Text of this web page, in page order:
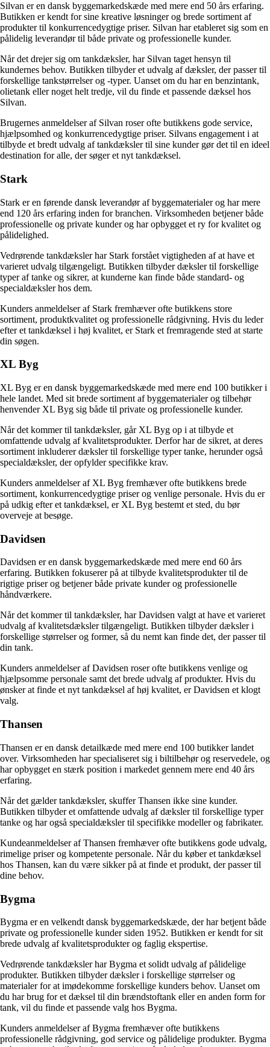
Silvan er en dansk byggemarkedskæde med mere end 50 års erfaring.
Butikken er kendt for sine kreative løsninger og brede sortiment af
produkter til konkurrencedygtige priser. Silvan har etableret sig som en
pålidelig leverandør til både private og professionelle kunder.
Når det drejer sig om tankdæksler, har Silvan taget hensyn til
kundernes behov. Butikken tilbyder et udvalg af dæksler, der passer til
forskellige tankstørrelser og -typer. Uanset om du har en benzintank,
olietank eller noget helt tredje, vil du finde et passende dæksel hos
Silvan.
Brugernes anmeldelser af Silvan roser ofte butikkens gode service,
hjælpsomhed og konkurrencedygtige priser. Silvans engagement i at
tilbyde et bredt udvalg af tankdæksler til sine kunder gør det til en ideel
destination for alle, der søger et nyt tankdæksel.
Stark
Stark er en førende dansk leverandør af byggematerialer og har mere
end 120 års erfaring inden for branchen. Virksomheden betjener både
professionelle og private kunder og har opbygget et ry for kvalitet og
pålidelighed.
Vedrørende tankdæksler har Stark forstået vigtigheden af at have et
varieret udvalg tilgængeligt. Butikken tilbyder dæksler til forskellige
typer af tanke og sikrer, at kunderne kan finde både standard- og
specialdæksler hos dem.
Kunders anmeldelser af Stark fremhæver ofte butikkens store
sortiment, produktkvalitet og professionelle rådgivning. Hvis du leder
efter et tankdæksel i høj kvalitet, er Stark et fremragende sted at starte
din søgen.
XL Byg
XL Byg er en dansk byggemarkedskæde med mere end 100 butikker i
hele landet. Med sit brede sortiment af byggematerialer og tilbehør
henvender XL Byg sig både til private og professionelle kunder.
Når det kommer til tankdæksler, går XL Byg op i at tilbyde et
omfattende udvalg af kvalitetsprodukter. Derfor har de sikret, at deres
sortiment inkluderer dæksler til forskellige typer tanke, herunder også
specialdæksler, der opfylder specifikke krav.
Kunders anmeldelser af XL Byg fremhæver ofte butikkens brede
sortiment, konkurrencedygtige priser og venlige personale. Hvis du er
på udkig efter et tankdæksel, er XL Byg bestemt et sted, du bør
overveje at besøge.
Davidsen
Davidsen er en dansk byggemarkedskæde med mere end 60 års
erfaring. Butikken fokuserer på at tilbyde kvalitetsprodukter til de
rigtige priser og betjener både private kunder og professionelle
håndværkere.
Når det kommer til tankdæksler, har Davidsen valgt at have et varieret
udvalg af kvalitetsdæksler tilgængeligt. Butikken tilbyder dæksler i
forskellige størrelser og former, så du nemt kan finde det, der passer til
din tank.
Kunders anmeldelser af Davidsen roser ofte butikkens venlige og
hjælpsomme personale samt det brede udvalg af produkter. Hvis du
ønsker at finde et nyt tankdæksel af høj kvalitet, er Davidsen et klogt
valg.
Thansen
Thansen er en dansk detailkæde med mere end 100 butikker landet
over. Virksomheden har specialiseret sig i biltilbehør og reservedele, og
har opbygget en stærk position i markedet gennem mere end 40 års
erfaring.
Når det gælder tankdæksler, skuffer Thansen ikke sine kunder.
Butikken tilbyder et omfattende udvalg af dæksler til forskellige typer
tanke og har også specialdæksler til specifikke modeller og fabrikater.
Kundeanmeldelser af Thansen fremhæver ofte butikkens gode udvalg,
rimelige priser og kompetente personale. Når du køber et tankdæksel
hos Thansen, kan du være sikker på at finde et produkt, der passer til
dine behov.
Bygma
Bygma er en velkendt dansk byggemarkedskæde, der har betjent både
private og professionelle kunder siden 1952. Butikken er kendt for sit
brede udvalg af kvalitetsprodukter og faglig ekspertise.
Vedrørende tankdæksler har Bygma et solidt udvalg af pålidelige
produkter. Butikken tilbyder dæksler i forskellige størrelser og
materialer for at imødekomme forskellige kunders behov. Uanset om
du har brug for et dæksel til din brændstoftank eller en anden form for
tank, vil du finde et passende valg hos Bygma.
Kunders anmeldelser af Bygma fremhæver ofte butikkens
professionelle rådgivning, god service og pålidelige produkter. Bygma